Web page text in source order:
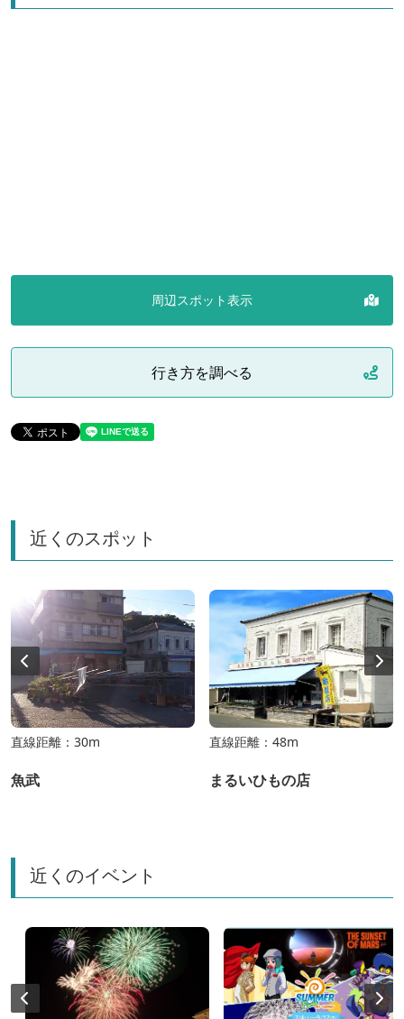
周辺スポット表示
行き方を調べる
近くのスポット
直線距離：30m
魚武
直線距離：48m
まるいひもの店
近くのイベント